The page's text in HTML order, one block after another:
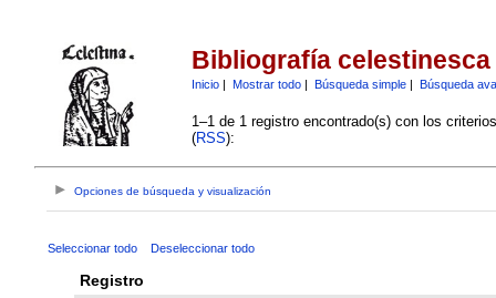
Bibliografía celestinesca
Inicio| Mostrar todo| Búsqueda simple| Búsqueda
1–1 de 1 registro encontrado(s) con los
(RSS):
Opciones de búsqueda y visualización
Seleccionar todo Deseleccionar todo
Registro